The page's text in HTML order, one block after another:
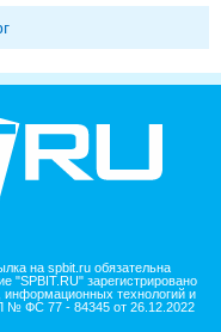
на spbit.ru обязательна
"SPBIT.RU" зарегистрировано
технологий и
№ ФС 77 - 84345 от 26.12.2022